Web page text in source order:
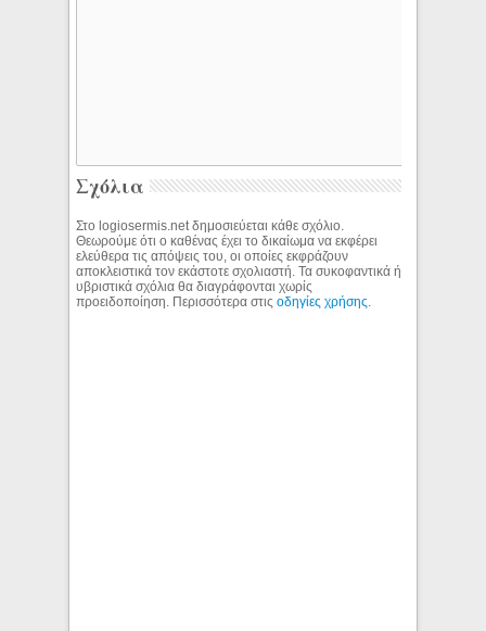
Σχόλια
Στο logiosermis.net δημοσιεύεται κάθε σχόλιο.
Θεωρούμε ότι ο καθένας έχει το δικαίωμα να εκφέρει
ελεύθερα τις απόψεις του, οι οποίες εκφράζουν
αποκλειστικά τον εκάστοτε σχολιαστή. Τα συκοφαντικά ή
υβριστικά σχόλια θα διαγράφονται χωρίς
προειδοποίηση. Περισσότερα στιςοδηγίες χρήσης